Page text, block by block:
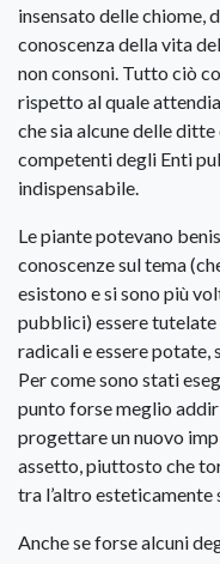
insensato delle chiome,
conoscenza della vita
non consoni. Tutto ciò
rispetto al quale
che sia alcune delle
competenti degli Enti
indispensabile.
Le piante potevano
conoscenze sul tema
esistono e si sono più
pubblici) essere
radicali e essere potate,
Per come sono stati
punto forse meglio
progettare un nuovo
assetto, piuttosto che
tra l’altro esteticamente
Anche se forse alcuni